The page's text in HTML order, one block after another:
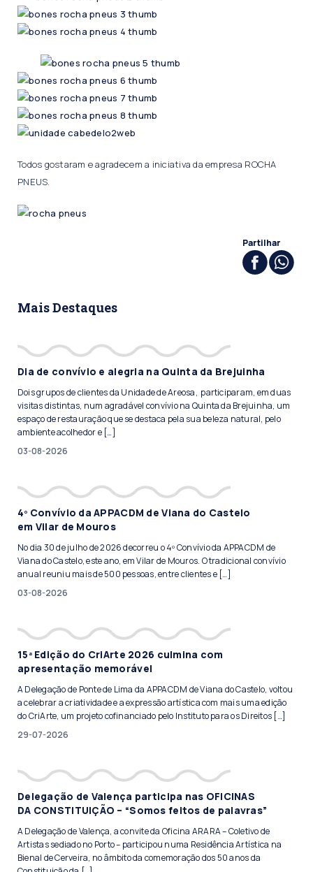
Todos gostaram e agradecem a iniciativa da empresa ROCHA
PNEUS.
Partilhar
Mais Destaques
Dia de convívio e alegria na Quinta da Brejuinha
Dois grupos de clientes da Unidade de Areosa, participaram, em duas
visitas distintas, num agradável convívio na Quinta da Brejuinha, um
espaço de restauração que se destaca pela sua beleza natural, pelo
ambiente acolhedor e […]
03-08-2026
4º Convívio da APPACDM de Viana do Castelo
em Vilar de Mouros
No dia 30 de julho de 2026 decorreu o 4º Convívio da APPACDM de
Viana do Castelo, este ano, em Vilar de Mouros. O tradicional convívio
anual reuniu mais de 500 pessoas, entre clientes e […]
03-08-2026
15ª Edição do CriArte 2026 culmina com
apresentação memorável
A Delegação de Ponte de Lima da APPACDM de Viana do Castelo, voltou
a celebrar a criatividade e a expressão artística com mais uma edição
do CriArte, um projeto cofinanciado pelo Instituto para os Direitos […]
29-07-2026
Delegação de Valença participa nas OFICINAS
DA CONSTITUIÇÃO – “Somos feitos de palavras”
A Delegação de Valença, a convite da Oficina ARARA – Coletivo de
Artistas sediado no Porto – participou numa Residência Artística na
Bienal de Cerveira, no âmbito da comemoração dos 50 anos da